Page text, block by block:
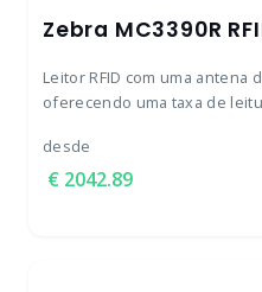
Zebra MC3390R
Leitor RFID com uma antena
oferecendo uma taxa de
desde
2042.89